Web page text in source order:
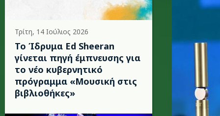
Τρίτη, 14 Ιούλιος 2026
Το Ίδρυμα Ed Sheeran
γίνεται πηγή έμπνευσης για
το νέο κυβερνητικό
πρόγραμμα «Μουσική στις
βιβλιοθήκες»